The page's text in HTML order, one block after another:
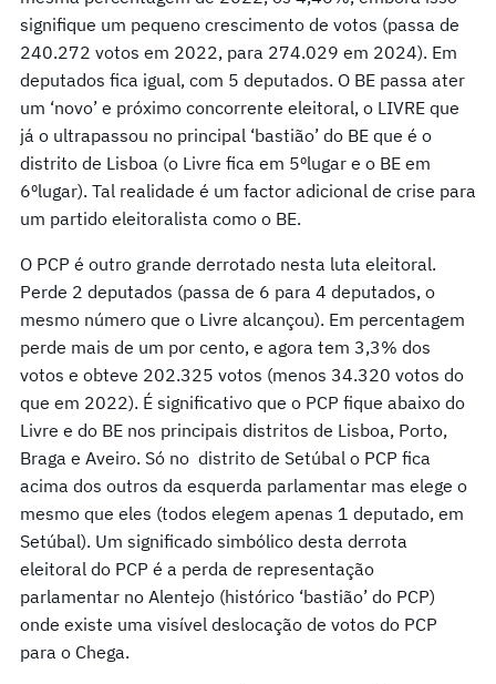
signifique um pequeno crescimento de votos (passa de
240.272 votos em 2022, para 274.029 em 2024). Em
deputados fica igual, com 5 deputados. O BE passa ater
um ‘novo’ e próximo concorrente eleitoral, o LIVRE que
já o ultrapassou no principal ‘bastião’ do BE que é o
distrito de Lisboa (o Livre fica em 5ºlugar e o BE em
6ºlugar). Tal realidade é um factor adicional de crise para
um partido eleitoralista como o BE.
O PCP é outro grande derrotado nesta luta eleitoral.
Perde 2 deputados (passa de 6 para 4 deputados, o
mesmo número que o Livre alcançou). Em percentagem
perde mais de um por cento, e agora tem 3,3% dos
votos e obteve 202.325 votos (menos 34.320 votos do
que em 2022). É significativo que o PCP fique abaixo do
Livre e do BE nos principais distritos de Lisboa, Porto,
Braga e Aveiro. Só no distrito de Setúbal o PCP fica
acima dos outros da esquerda parlamentar mas elege o
mesmo que eles (todos elegem apenas 1 deputado, em
Setúbal). Um significado simbólico desta derrota
eleitoral do PCP é a perda de representação
parlamentar no Alentejo (histórico ‘bastião’ do PCP)
onde existe uma visível deslocação de votos do PCP
para o Chega.